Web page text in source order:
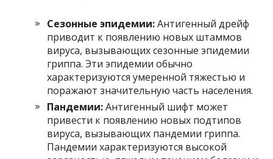
Сезонные эпидемии:Антигенный дрейф
приводит к появлению новых штаммов
вируса, вызывающих сезонные эпидемии
гриппа. Эти эпидемии обычно
характеризуются умеренной тяжестью и
поражают значительную часть населения.
Пандемии:Антигенный шифт может
привести к появлению новых подтипов
вируса, вызывающих пандемии гриппа.
Пандемии характеризуются высокой